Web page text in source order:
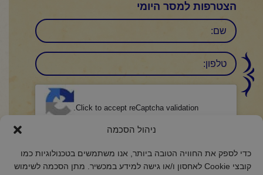
ניהול הסכמה
כדי לספק את החוויה הטובה ביותר, אנו משתמשים בטכנולוגיות כמו
קובצי Cookie לאחסון ו/או גישה למידע במכשיר. מתן הסכמה לשימוש
הצטרפות למסר היומי
שם
טלפון:
Click to accept reCaptcha validation.
אני מאשר/ת כי קראתי והבנתי את